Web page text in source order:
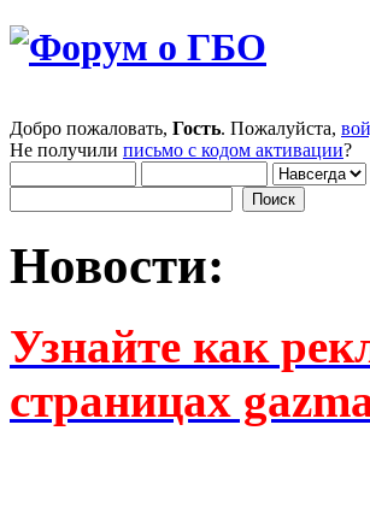
Добро пожаловать, Гость. Пожалуйста,
Не получили письмо с кодом активации?
Новости:
Узнайте как
страницах